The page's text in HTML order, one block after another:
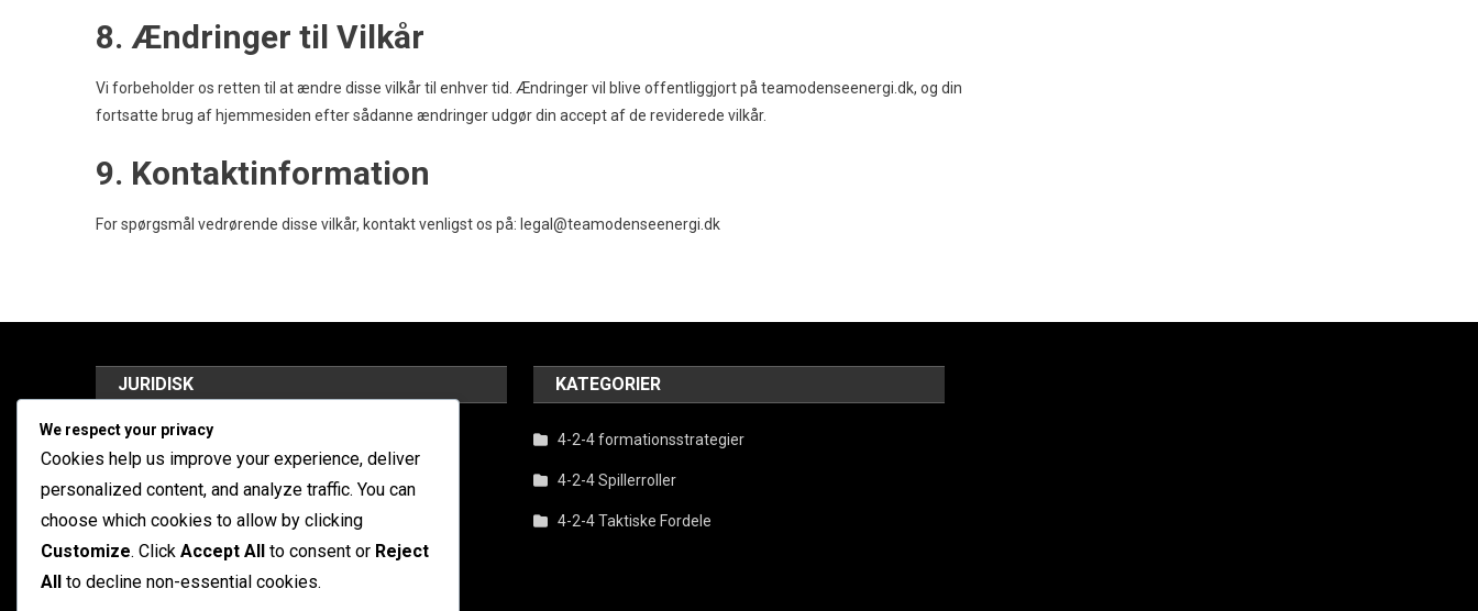
8. Ændringer til Vilkår
Vi forbeholder os retten til at ændre disse vilkår til enhver tid. Ændringer vil blive offentliggjort på teamodenseenergi.dk, og din
fortsatte brug af hjemmesiden efter sådanne ændringer udgør din accept af de reviderede vilkår.
9. Kontaktinformation
For spørgsmål vedrørende disse vilkår, kontakt venligst os på: legal@teamodenseenergi.dk
JURIDISK
Tag kontakt
Dit privatliv
Vilkår og betingelser
Om os
KATEGORIER
4-2-4 formationsstrategier
4-2-4 Spillerroller
4-2-4 Taktiske Fordele
We respect your privacy
Cookies help us improve your experience, deliver
personalized content, and analyze traffic. You can
choose which cookies to allow by clicking
Customize. Click Accept All to consent or Reject
All to decline non-essential cookies.